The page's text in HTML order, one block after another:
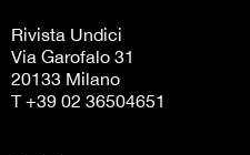
Rivista Undici
Via Garofalo 31
20133 Milano
T +39 02 36504651